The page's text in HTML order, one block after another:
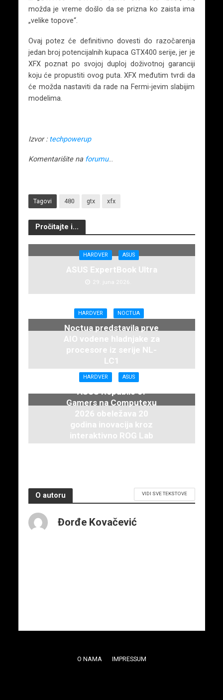
možda je vreme došlo da se prizna ko zaista ima
„velike topove“.
Ovaj potez će definitivno dovesti do razočarenja
jedan broj potencijalnih kupaca GTX400 serije, jer je
XFX poznat po svojoj duploj doživotnoj garanciji
koju će propustiti ovog puta. XFX međutim tvrdi da
će možda nastaviti da rade na Fermi-jevim slabijim
modelima.
Izvor :techpowerup
Komentarišite na forumu…
Tagovi 480 gtx xfx
Pročitajte i...
HARDVER ASUS
ASUS ExpertBook Ultra
29. juna 2026.
HARDVER NOCTUA
Noctua predstavila prve
AIO vodene hladnjake za
procesore iz serije NL-
LC1
16. juna 2026.
HARDVER ASUS
ASUS Republic of
Gamers na Computexu
2026 obeležava 20
godina inovacija kroz
interaktivno ROG Lab
iskustvo
O autoru VIDI SVE TEKSTOVE
Đorđe Kovačević
O NAMA IMPRESSUM